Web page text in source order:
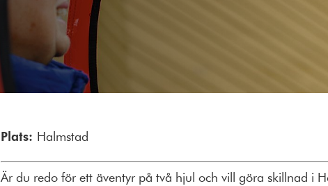
Plats: Halmstad
Är du redo för ett äventyr på två hjul och vill göra skillnad i